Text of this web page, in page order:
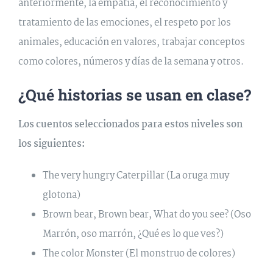
anteriormente, la empatía, el reconocimiento y
tratamiento de las emociones, el respeto por los
animales, educación en valores, trabajar conceptos
como colores, números y días de la semana y otros.
¿Qué historias se usan en clase?
Los cuentos seleccionados para estos niveles son
los siguientes:
The very hungry Caterpillar (La oruga muy
glotona)
Brown bear, Brown bear, What do you see? (Oso
Marrón, oso marrón, ¿Qué es lo que ves?)
The color Monster (El monstruo de colores)